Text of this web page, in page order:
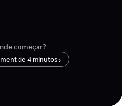
começar?
de 4 minutos ›